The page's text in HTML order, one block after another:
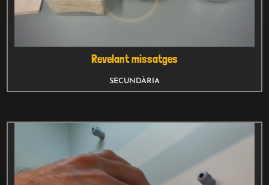
Revelant missatges
SECUNDÀRIA